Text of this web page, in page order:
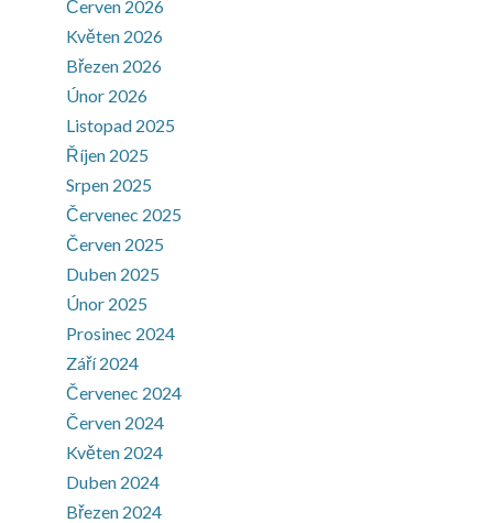
Červen 2026
Květen 2026
Březen 2026
Únor 2026
Listopad 2025
Říjen 2025
Srpen 2025
Červenec 2025
Červen 2025
Duben 2025
Únor 2025
Prosinec 2024
Září 2024
Červenec 2024
Červen 2024
Květen 2024
Duben 2024
Březen 2024